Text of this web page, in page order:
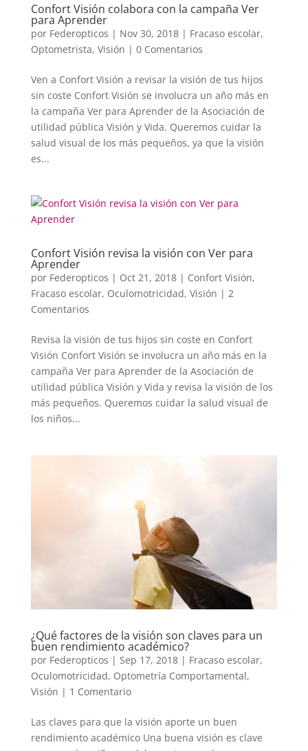
Confort Visión colabora con la campaña Ver
para Aprender
por Federopticos | Nov 30, 2018| Fracaso escolar,
Optometrista, Visión | 0 Comentarios
Ven a Confort Visión a revisar la visión de tus hijos
sin coste Confort Visión se involucra un año más en
la campaña Ver para Aprender de la Asociación de
utilidad pública Visión y Vida. Queremos cuidar la
salud visual de los más pequeños, ya que la visión
es...
Confort Visión revisa la visión con Ver para
Aprender
por Federopticos | Oct 21, 2018| Confort Visión,
Fracaso escolar, Oculomotricidad, Visión | 2
Comentarios
Revisa la visión de tus hijos sin coste en Confort
Visión Confort Visión se involucra un año más en la
campaña Ver para Aprender de la Asociación de
utilidad pública Visión y Vida y revisa la visión de los
más pequeños. Queremos cuidar la salud visual de
los niños...
¿Qué factores de la visión son claves para un
buen rendimiento académico?
por Federopticos | Sep 17, 2018| Fracaso escolar,
Oculomotricidad, Optometría Comportamental,
Visión | 1 Comentario
Las claves para que la visión aporte un buen
rendimiento académico Una buena visión es clave